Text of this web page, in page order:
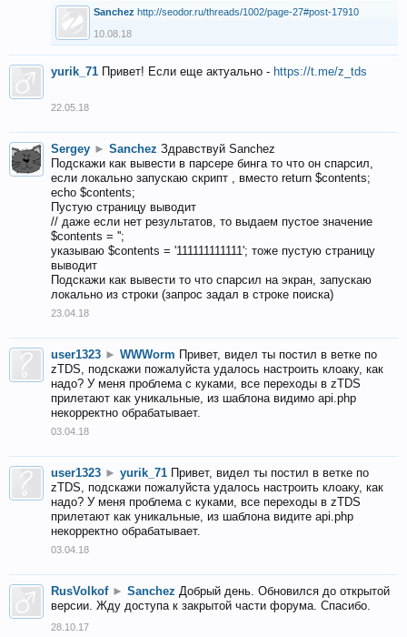
Sanchez http://seodor.ru/threads/1002/page-27#post-17910
10.08.18
yurik_71 Привет! Если еще актуально - https://t.me/z_tds
22.05.18
Sergey ► Sanchez Здравствуй Sanchez
Подскажи как вывести в парсере бинга то что он спарсил,
если локально запускаю скрипт , вместо return $contents;
echo $contents;
Пустую страницу выводит
// даже если нет результатов, то выдаем пустое значение
$contents = '';
указываю $contents = '111111111111'; тоже пустую страницу
выводит
Подскажи как вывести то что спарсил на экран, запускаю
локально из строки (запрос задал в строке поиска)
23.04.18
user1323 ► WWWorm Привет, видел ты постил в ветке по
zTDS, подскажи пожалуйста удалось настроить клоаку, как
надо? У меня проблема с куками, все переходы в zTDS
прилетают как уникальные, из шаблона видимо api.php
некорректно обрабатывает.
03.04.18
user1323 ► yurik_71 Привет, видел ты постил в ветке по
zTDS, подскажи пожалуйста удалось настроить клоаку, как
надо? У меня проблема с куками, все переходы в zTDS
прилетают как уникальные, из шаблона видите api.php
некорректно обрабатывает.
03.04.18
RusVolkof ► Sanchez Добрый день. Обновился до открытой
версии. Жду доступа к закрытой части форума. Спасибо.
28.10.17